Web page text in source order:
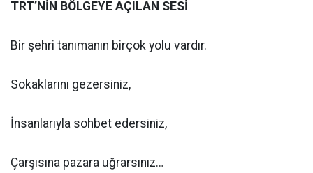
TRT’NİN BÖLGEYE AÇILAN SESİ
Bir şehri tanımanın birçok yolu vardır.
Sokaklarını gezersiniz,
İnsanlarıyla sohbet edersiniz,
Çarşısına pazara uğrarsınız…